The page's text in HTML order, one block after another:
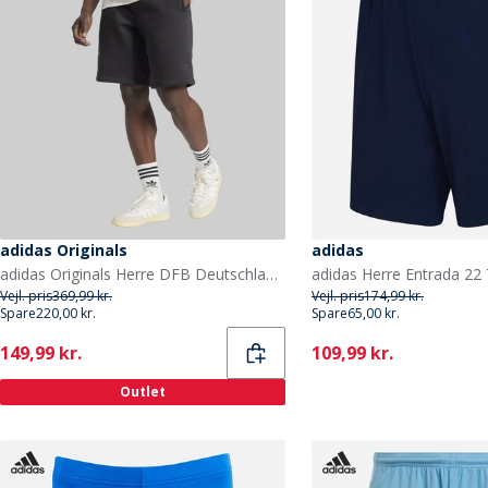
adidas Originals
adidas Originals Herre DFB Deutschland 125 Jubilæum Shorts Sort
Vejl. pris369,99 kr.
Spare220,00 kr.
Current
149,99 kr.
Outlet
adidas
Vejl. pris174,99 kr.
Spare65,00 kr.
Current
109,99 kr.